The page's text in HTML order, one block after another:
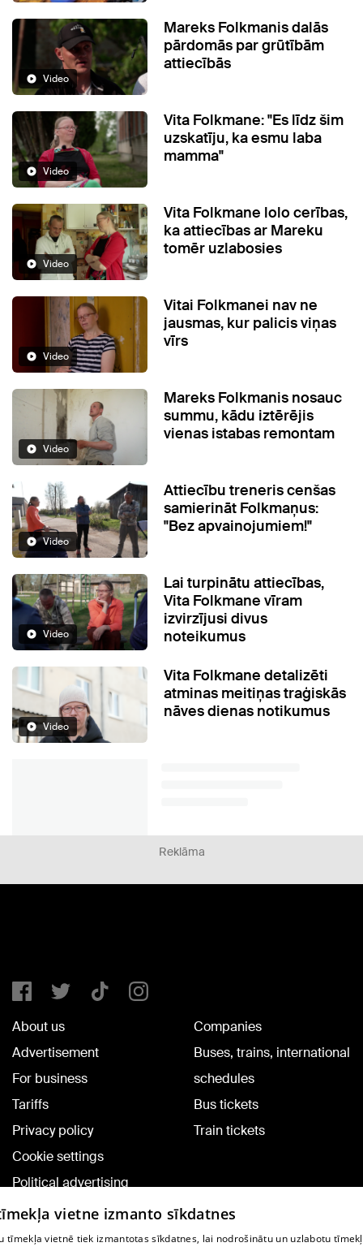
Video
Mareks Folkmanis dalās
pārdomās par grūtībām
attiecībās
Video
Vita Folkmane: "Es līdz šim
uzskatīju, ka esmu laba
mamma"
Video
Vita Folkmane lolo cerības,
ka attiecības ar Mareku
tomēr uzlabosies
Video
Vitai Folkmanei nav ne
jausmas, kur palicis viņas
vīrs
Video
Mareks Folkmanis nosauc
summu, kādu iztērējis
vienas istabas remontam
Video
Attiecību treneris cenšas
samierināt Folkmaņus:
"Bez apvainojumiem!"
Video
Lai turpinātu attiecības,
Vita Folkmane vīram
izvirzījusi divus
noteikumus
Video
Vita Folkmane detalizēti
atminas meitiņas traģiskās
nāves dienas notikumus
Reklāma
About us
Advertisement
For business
Tariffs
Privacy policy
Cookie settings
Political advertising
Cookie policy
Commenting terms
Companies
Buses, trains, international
schedules
Bus tickets
Train tickets
vietne izmanto sīkdatnes
tīmekļa vietnē tiek izmantotas sīkdatnes, lai nodrošinātu un uzlabotu